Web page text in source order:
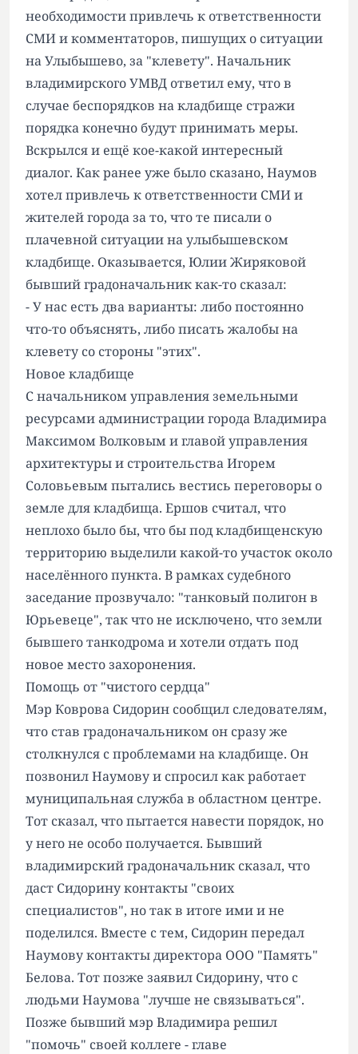
необходимости привлечь к ответственности
СМИ и комментаторов, пишущих о ситуации
на Улыбышево, за "клевету". Начальник
владимирского УМВД ответил ему, что в
случае беспорядков на кладбище стражи
порядка конечно будут принимать меры.
Вскрылся и ещё кое-какой интересный
диалог. Как ранее уже было сказано, Наумов
хотел привлечь к ответственности СМИ и
жителей города за то, что те писали о
плачевной ситуации на улыбышевском
кладбище. Оказывается, Юлии Жиряковой
бывший градоначальник как-то сказал:
- У нас есть два варианты: либо постоянно
что-то объяснять, либо писать жалобы на
клевету со стороны "этих".
Новое кладбище
С начальником управления земельными
ресурсами администрации города Владимира
Максимом Волковым и главой управления
архитектуры и строительства Игорем
Соловьевым пытались вестись переговоры о
земле для кладбища. Ершов считал, что
неплохо было бы, что бы под кладбищенскую
территорию выделили какой-то участок около
населённого пункта. В рамках судебного
заседание прозвучало: "танковый полигон в
Юрьевеце", так что не исключено, что земли
бывшего танкодрома и хотели отдать под
новое место захоронения.
Помощь от "чистого сердца"
Мэр Коврова Сидорин сообщил следователям,
что став градоначальником он сразу же
столкнулся с проблемами на кладбище. Он
позвонил Наумову и спросил как работает
муниципальная служба в областном центре.
Тот сказал, что пытается навести порядок, но
у него не особо получается. Бывший
владимирский градоначальник сказал, что
даст Сидорину контакты "своих
специалистов", но так в итоге ими и не
поделился. Вместе с тем, Сидорин передал
Наумову контакты директора ООО "Память"
Белова. Тот позже заявил Сидорину, что с
людьми Наумова "лучше не связываться".
Позже бывший мэр Владимира решил
"помочь" своей коллеге - главе